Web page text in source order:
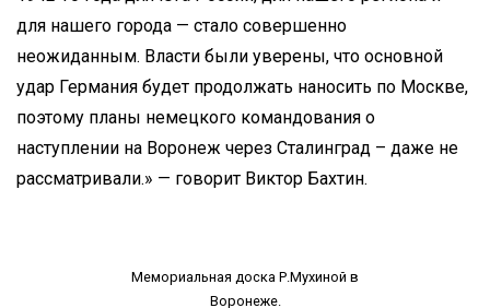
для нашего города — стало совершенно
неожиданным. Власти были уверены, что основной
удар Германия будет продолжать наносить по Москве,
поэтому планы немецкого командования о
наступлении на Воронеж через Сталинград – даже не
рассматривали.» — говорит Виктор Бахтин.
Мемориальная доска Р.Мухиной в
Воронеже.